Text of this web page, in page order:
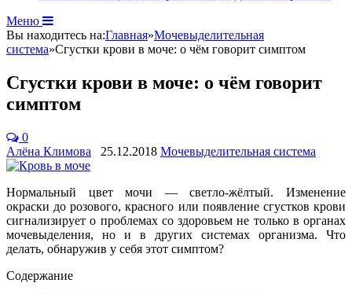
Меню
Вы находитесь на:Главная»Мочевыделительная
система»Сгустки крови в моче: о чём говорит симптом
Сгустки крови в моче: о чём говорит
симптом
0
Алёна Климова
25.12.2018 Мочевыделительная система
Нормальный цвет мочи — светло-жёлтый. Изменение
окраски до розового, красного или появление сгустков крови
сигнализирует о проблемах со здоровьем не только в органах
мочевыделения, но и в других системах организма. Что
делать, обнаружив у себя этот симптом?
Содержание